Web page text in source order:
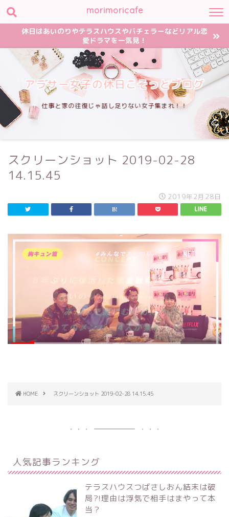
morimoricafe
休日はあいのりやテラスハウスやバチェラーなどリアル恋
愛ドラマを一気見！
アラサー女子の休日こそっとブログ
仕事と家の往復じゃ話し足りない女子集まれ！！
スクリーンショット 2019-02-28
14.15.45
2019年2月28日
HOME スクリーンショット 2019-02-28 14.15.45
人気記事ランキング
テラスハウスつばさしおん結末は破
局?!理由は浮気で相手はまやって本
当？